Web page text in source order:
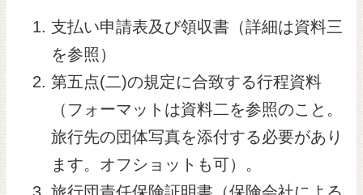
支払い申請表及び領収書（詳細は資料三
を参照）
第五点(二)の規定に合致する行程資料
（フォーマットは資料二を参照のこと。
旅行先の団体写真を添付する必要があり
ます。オフショットも可）。